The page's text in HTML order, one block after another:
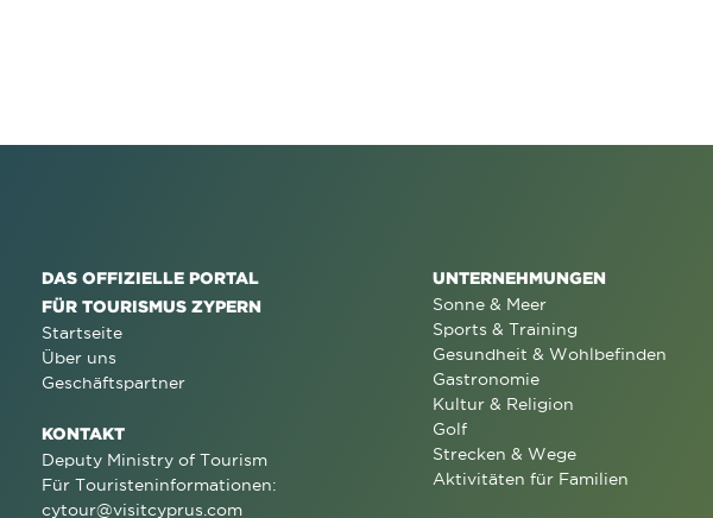
DAS OFFIZIELLE PORTAL
FÜR TOURISMUS ZYPERN
Startseite
Über uns
Geschäftspartner
KONTAKT
Deputy Ministry of Tourism
Für Touristeninformationen:
cytour@visitcyprus.com
UNTERNEHMUNGEN
Sonne & Meer
Sports & Training
Gesundheit & Wohlbefinden
Gastronomie
Kultur & Religion
Golf
Strecken & Wege
Aktivitäten für Familien